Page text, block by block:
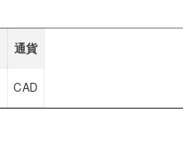
通貨
CAD